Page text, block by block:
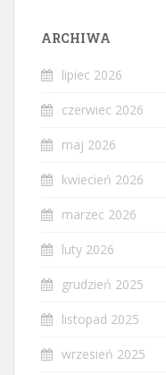
ARCHIWA
lipiec 2026
czerwiec 2026
maj 2026
kwiecień 2026
marzec 2026
luty 2026
grudzień 2025
listopad 2025
wrzesień 2025